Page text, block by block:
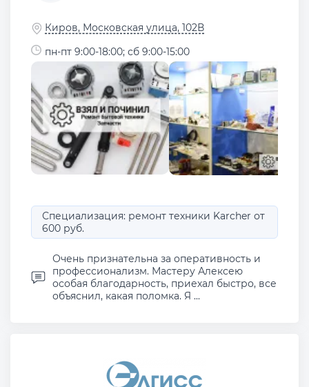
Киров, Московская улица, 102В
пн-пт 9:00-18:00; сб 9:00-15:00
Специализация: ремонт техники Karcher от
600 руб.
Очень признательна за оперативность и
профессионализм. Мастеру Алексею
особая благодарность, приехал быстро, все
объяснил, какая поломка. Я ...